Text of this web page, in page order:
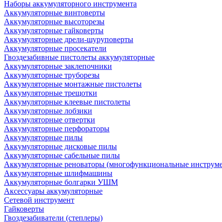
Наборы аккумуляторного инструмента
Аккумуляторные винтоверты
Аккумуляторные высоторезы
Аккумуляторные гайковерты
Аккумуляторные дрели-шуруповерты
Аккумуляторные просекатели
Гвоздезабивные пистолеты аккумуляторные
Аккумуляторные заклепочники
Аккумуляторные труборезы
Аккумуляторные монтажные пистолеты
Аккумуляторные трещотки
Аккумуляторные клеевые пистолеты
Аккумуляторные лобзики
Аккумуляторные отвертки
Аккумуляторные перфораторы
Аккумуляторные пилы
Аккумуляторные дисковые пилы
Аккумуляторные сабельные пилы
Аккумуляторные реноваторы (многофункциональные
Аккумуляторные шлифмашины
Аккумуляторные болгарки УШМ
Аксессуары аккумуляторные
Сетевой инструмент
Гайковерты
Гвоздезабиватели (степлеры)